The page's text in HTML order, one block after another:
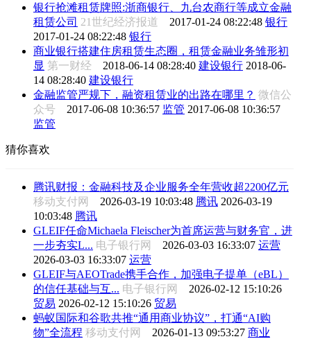
银行抢滩租赁牌照:浙商银行、九台农商行等成立金融
租赁公司 21世纪经济报道 2017-01-24 08:22:48 银行
2017-01-24 08:22:48 银行
商业银行搭建住房租赁生态圈，租赁金融业务雏形初
显 第一财经 2018-06-14 08:28:40 建设银行 2018-06-
14 08:28:40 建设银行
金融监管严规下，融资租赁业的出路在哪里？ 微信公
众号 2017-06-08 10:36:57 监管 2017-06-08 10:36:57
监管
猜你喜欢
腾讯财报：金融科技及企业服务全年营收超2200亿元
移动支付网 2026-03-19 10:03:48 腾讯 2026-03-19
10:03:48 腾讯
GLEIF任命Michaela Fleischer为首席运营与财务官，进
一步夯实L... 电子银行网 2026-03-03 16:33:07 运营
2026-03-03 16:33:07 运营
GLEIF与AEOTrade携手合作，加强电子提单（eBL）
的信任基础与互... 电子银行网 2026-02-12 15:10:26
贸易 2026-02-12 15:10:26 贸易
蚂蚁国际和谷歌共推“通用商业协议”，打通“AI购
物”全流程 移动支付网 2026-01-13 09:53:27 商业